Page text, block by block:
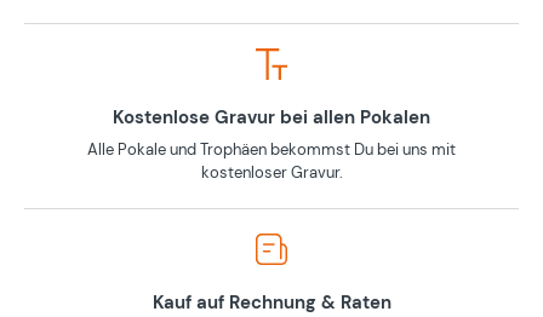
Kostenlose Gravur bei allen Pokalen
Alle Pokale und Trophäen bekommst Du bei uns mit
kostenloser Gravur.
Kauf auf Rechnung & Raten